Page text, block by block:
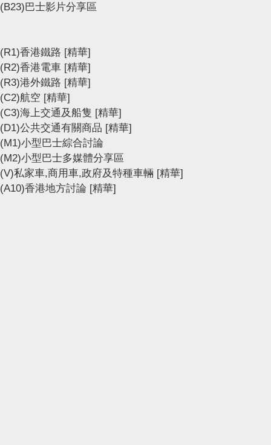
(B23)巴士影片分享區
(R1)香港鐵路 [精華]
(R2)香港電車 [精華]
(R3)港外鐵路 [精華]
(C2)航空 [精華]
(C3)海上交通及船隻 [精華]
(D1)公共交通有關商品 [精華]
(M1)小型巴士綜合討論
(M2)小型巴士多媒體分享區
(V)私家車,商用車,政府及特種車輛 [精華]
(A10)香港地方討論 [精華]